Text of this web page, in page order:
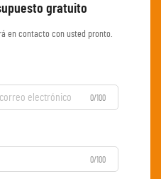
gratuito
en contacto con usted pronto.
0/100
0/100